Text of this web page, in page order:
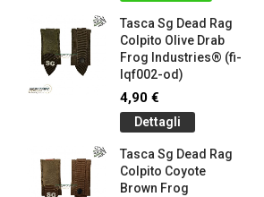
Tasca Sg Dead Rag
Colpito Olive Drab
Frog Industries® (fi-
lqf002-od)
4,90 €
Dettagli
Tasca Sg Dead Rag
Colpito Coyote
Brown Frog